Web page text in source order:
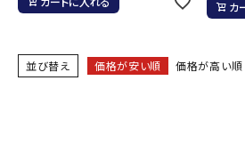
カ
並び替え 価格が安い順 価格が高い順